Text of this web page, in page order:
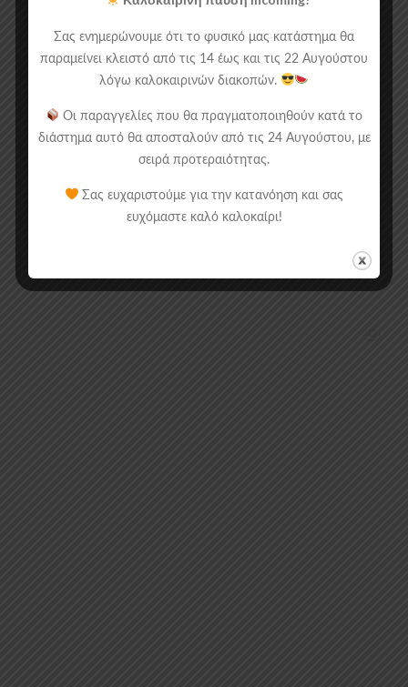
Σας ενημερώνουμε ότι το φυσικό μας κατάστημα θα
παραμείνει κλειστό από τις 14 έως και τις 22 Αυγούστου
λόγω καλοκαιρινών διακοπών.
Οι παραγγελίες που θα πραγματοποιηθούν κατά το
διάστημα αυτό θα αποσταλούν από τις 24 Αυγούστου, με
σειρά προτεραιότητας.
Σας ευχαριστούμε για την κατανόηση και σας
ευχόμαστε καλό καλοκαίρι!